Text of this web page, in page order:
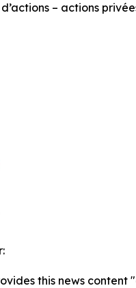
– actions
this news content